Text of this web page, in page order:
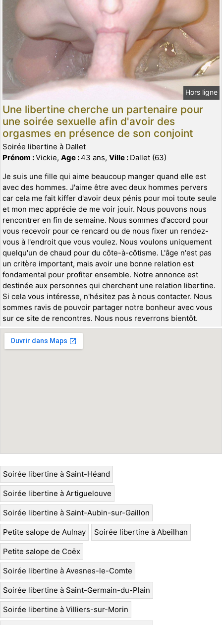
Hors ligne
Une libertine cherche un partenaire pour
une soirée sexuelle afin d'avoir des
orgasmes en présence de son conjoint
Soirée libertine à Dallet
Prénom :Vickie, Age :43 ans, Ville : Dallet (63)
Je suis une fille qui aime beaucoup manger quand elle est
avec des hommes. J'aime être avec deux hommes pervers
car cela me fait kiffer d'avoir deux pénis pour moi toute seule
et mon mec apprécie de me voir jouir. Nous pouvons nous
rencontrer en fin de semaine. Nous sommes d'accord pour
vous recevoir pour ce rencard ou de nous fixer un rendez-
vous à l'endroit que vous voulez. Nous voulons uniquement
quelqu'un de chaud pour du côte-à-côtisme. L'âge n'est pas
un critère important, mais avoir une bonne relation est
fondamental pour profiter ensemble. Notre annonce est
destinée aux personnes qui cherchent une relation libertine.
Si cela vous intéresse, n'hésitez pas à nous contacter. Nous
sommes ravis de pouvoir partager notre bonheur avec vous
sur ce site de rencontres. Nous nous reverrons bientôt.
Soirée libertine à Saint-Héand
Soirée libertine à Artiguelouve
Soirée libertine à Saint-Aubin-sur-Gaillon
Petite salope de Aulnay Soirée libertine à Abeilhan
Petite salope de Coëx
Soirée libertine à Avesnes-le-Comte
Soirée libertine à Saint-Germain-du-Plain
Soirée libertine à Villiers-sur-Morin